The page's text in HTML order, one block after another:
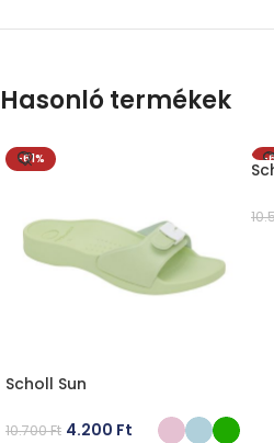
Hasonló termékek
-61%
Scholl Sun
10.700Ft 4.200 Ft
-